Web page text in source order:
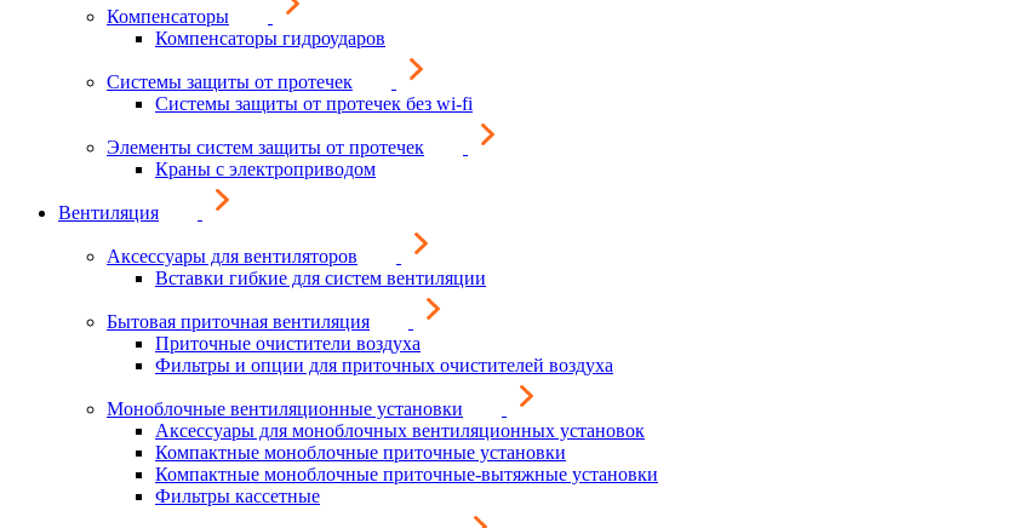
Компенсаторы
Компенсаторы гидроударов
Системы защиты от протечек
Системы защиты от протечек без wi-fi
Элементы систем защиты от протечек
Краны с электроприводом
Вентиляция
Аксессуары для вентиляторов
Вставки гибкие для систем вентиляции
Бытовая приточная вентиляция
Приточные очистители воздуха
Фильтры и опции для приточных очистителей воздуха
Моноблочные вентиляционные установки
Аксессуары для моноблочных вентиляционных установок
Компактные моноблочные приточные установки
Компактные моноблочные приточные-вытяжные установки
Фильтры кассетные